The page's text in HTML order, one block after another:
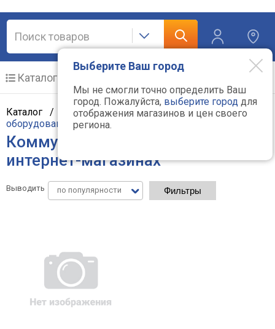
Выберите Ваш город
Мы не смогли точно определить Ваш
город. Пожалуйста, выберите город для
отображения магазинов и цен своего
региона.
Каталог
Каталог / Компьютерная техника/ Сетевое
оборудование /Коммутаторы
Коммутаторы Axis - цены в
интернет-магазинах
Выводить по популярности Фильтры